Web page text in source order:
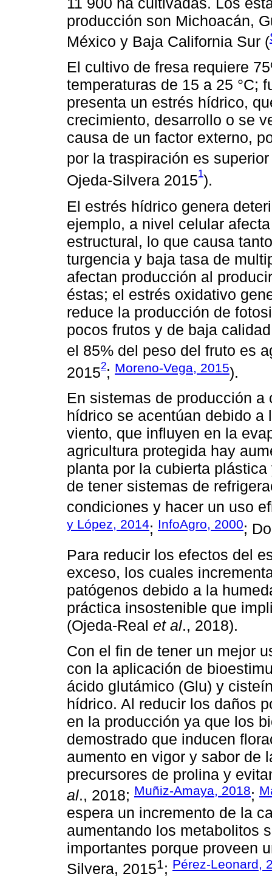
producción son Michoacán,
México y Baja California Sur (
El cultivo de fresa requiere
temperaturas de 15 a 25 °C;
presenta un estrés hídrico,
crecimiento, desarrollo o se
causa de un factor externo,
por la traspiración es
Ojeda-Silvera 20151).
El estrés hídrico genera
ejemplo, a nivel celular
estructural, lo que causa
turgencia y baja tasa de
afectan producción al
éstas; el estrés oxidativo
reduce la producción de
pocos frutos y de baja
el 85% del peso del fruto es
20152; Moreno-Vega, 2015).
En sistemas de producción
hídrico se acentúan debido a
viento, que influyen en la
agricultura protegida hay
planta por la cubierta
de tener sistemas de
condiciones y hacer un uso
y López, 2014; InfoAgro, 2000;
Para reducir los efectos del
exceso, los cuales
patógenos debido a la
práctica insostenible que
(Ojeda-Real et al., 2018).
Con el fin de tener un mejor
con la aplicación de
ácido glutámico (Glu) y
hídrico. Al reducir los daños
en la producción ya que los
demostrado que inducen
aumento en vigor y sabor de
precursores de prolina y
al., 2018; Muñiz-Amaya, 2018;
espera un incremento de la
aumentando los metabolitos
importantes porque proveen
Silvera, 20151; Pérez-Leonard,